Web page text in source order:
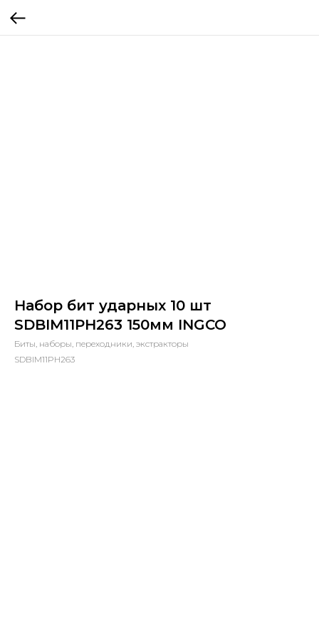
Набор бит ударных 10 шт
SDBIM11PH263 150мм INGCO
Биты, наборы, переходники, экстракторы
SDBIM11PH263